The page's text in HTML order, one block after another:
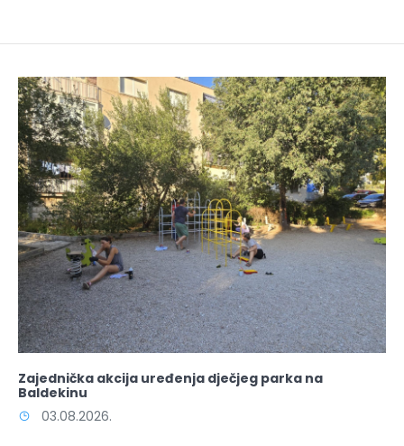
Zajednička akcija uređenja dječjeg parka na
Baldekinu
03.08.2026.